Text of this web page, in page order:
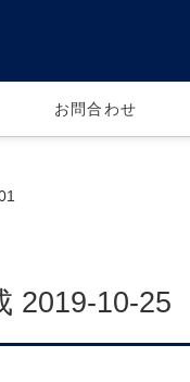
お問合わせ
2019-10-25